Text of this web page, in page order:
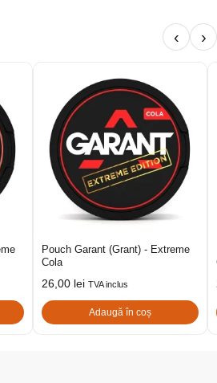
‹ ›
Pouch Garant (Grant) - Extreme
Cola
26,00 lei TVA inclus
Adaugă în coș